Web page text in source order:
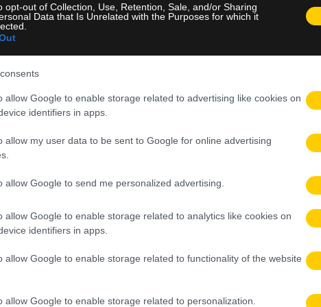
opt-out of Collection, Use, Retention, Sale, and/or Sharing
Data that Is Unrelated with the Purposes for which it
allow Google to enable storage related to advertising like cookies on
identifiers in apps.
allow my user data to be sent to Google for online advertising
allow Google to send me personalized advertising.
allow Google to enable storage related to analytics like cookies on
identifiers in apps.
allow Google to enable storage related to functionality of the website
allow Google to enable storage related to personalization.
Πλατεία Φάρου.
για τον μεταγραφικό σχεδιασμό
για τα τρία χρόνια από τον χαμό του Μιχάλη»
και Βάργκα στην Αθήνα (ΦΩΤΟ)
– Allwyn Arena»! (VIDEO)